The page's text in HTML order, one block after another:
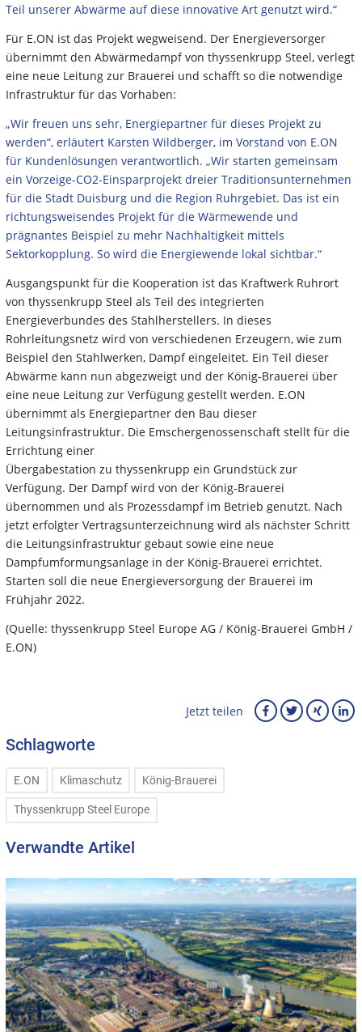
Teil unserer Abwärme auf diese innovative Art genutzt wird.“
Für E.ON ist das Projekt wegweisend. Der Energieversorger
übernimmt den Abwärmedampf von thyssenkrupp Steel, verlegt
eine neue Leitung zur Brauerei und schafft so die notwendige
Infrastruktur für das Vorhaben:
„Wir freuen uns sehr, Energiepartner für dieses Projekt zu
werden“, erläutert Karsten Wildberger, im Vorstand von E.ON
für Kundenlösungen verantwortlich. „Wir starten gemeinsam
ein Vorzeige-CO2-Einsparprojekt dreier Traditionsunternehmen
für die Stadt Duisburg und die Region Ruhrgebiet. Das ist ein
richtungsweisendes Projekt für die Wärmewende und
prägnantes Beispiel zu mehr Nachhaltigkeit mittels
Sektorkopplung. So wird die Energiewende lokal sichtbar.“
Ausgangspunkt für die Kooperation ist das Kraftwerk Ruhrort
von thyssenkrupp Steel als Teil des integrierten
Energieverbundes des Stahlherstellers. In dieses
Rohrleitungsnetz wird von verschiedenen Erzeugern, wie zum
Beispiel den Stahlwerken, Dampf eingeleitet. Ein Teil dieser
Abwärme kann nun abgezweigt und der König-Brauerei über
eine neue Leitung zur Verfügung gestellt werden. E.ON
übernimmt als Energiepartner den Bau dieser
Leitungsinfrastruktur. Die Emschergenossenschaft stellt für die
Errichtung einer
Übergabestation zu thyssenkrupp ein Grundstück zur
Verfügung. Der Dampf wird von der König-Brauerei
übernommen und als Prozessdampf im Betrieb genutzt. Nach
jetzt erfolgter Vertragsunterzeichnung wird als nächster Schritt
die Leitungsinfrastruktur gebaut sowie eine neue
Dampfumformungsanlage in der König-Brauerei errichtet.
Starten soll die neue Energieversorgung der Brauerei im
Frühjahr 2022.
(Quelle: thyssenkrupp Steel Europe AG / König-Brauerei GmbH /
E.ON)
Jetzt teilen
Schlagworte
E.ON Klimaschutz König-Brauerei
Thyssenkrupp Steel Europe
Verwandte Artikel